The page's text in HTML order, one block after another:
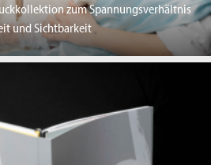
zum Spannungsverhältnis
und Sichtbarkeit